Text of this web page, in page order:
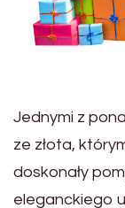
Jednymi z
ze złota,
doskonały
eleganckiego